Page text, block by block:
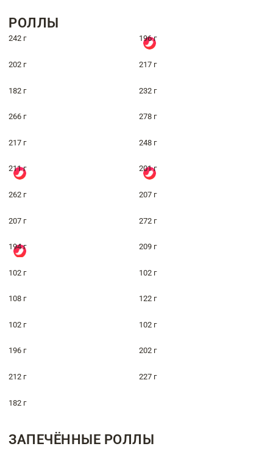
РОЛЛЫ
242 г 196 г
202 г 217 г
182 г 232 г
266 г 278 г
217 г 248 г
211 г 201 г
262 г 207 г
207 г 272 г
194 г 209 г
102 г 102 г
108 г 122 г
102 г 102 г
196 г 202 г
212 г 227 г
182 г
ЗАПЕЧЁННЫЕ РОЛЛЫ